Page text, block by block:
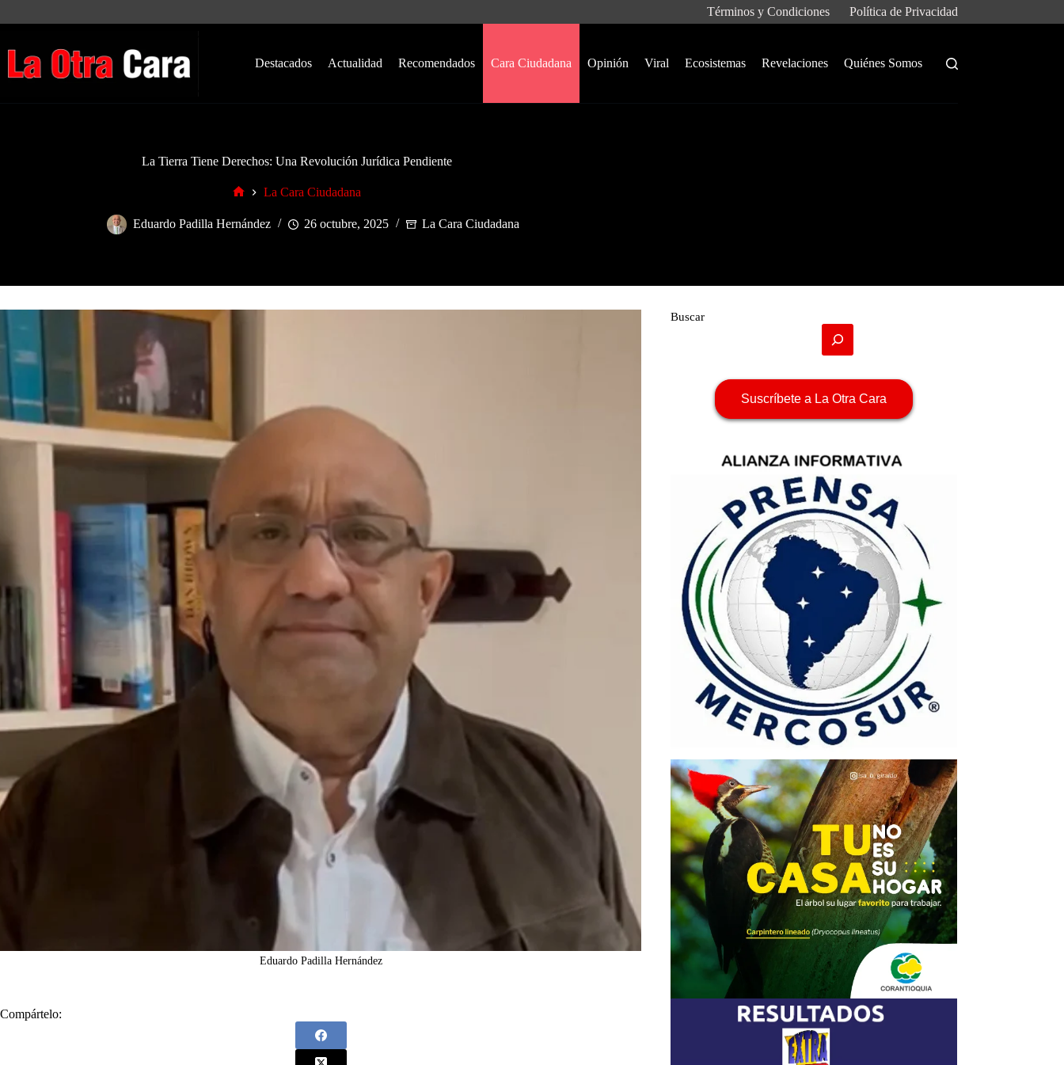
Términos y Condiciones Política de Privacidad
Destacados Actualidad Recomendados Cara Ciudadana Opinión Viral Ecosistemas Revelaciones Quiénes Somos
La Tierra Tiene Derechos: Una Revolución Jurídica Pendiente
La Cara Ciudadana
Eduardo Padilla Hernández 26 octubre, 2025 La Cara Ciudadana
Eduardo Padilla Hernández
Compártelo:
Buscar
Suscríbete a La Otra Cara